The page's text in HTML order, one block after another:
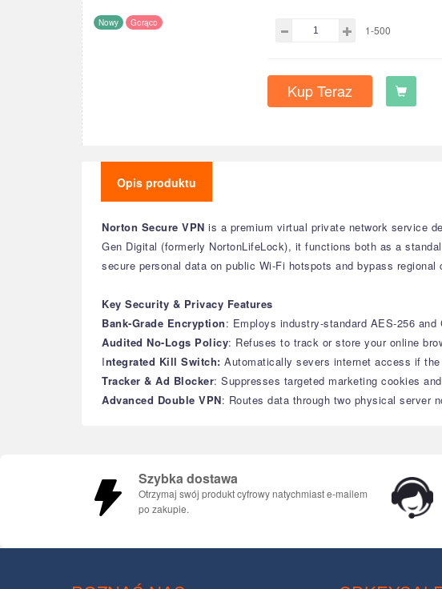
Nowy Gorąco
1-500
Kup Teraz
Opis produktu
Norton Secure VPN is a premium virtual private network service
Gen Digital (formerly NortonLifeLock), it functions both as a
secure personal data on public Wi-Fi hotspots and bypass regional
Key Security & Privacy Features
Bank-Grade Encryption: Employs industry-standard AES-256 and
Audited No-Logs Policy: Refuses to track or store your online
Integrated Kill Switch: Automatically severs internet access if
Tracker & Ad Blocker: Suppresses targeted marketing cookies
Advanced Double VPN: Routes data through two physical server
Szybka dostawa
Otrzymaj swój produkt cyfrowy natychmiast e-mailem
po zakupie.